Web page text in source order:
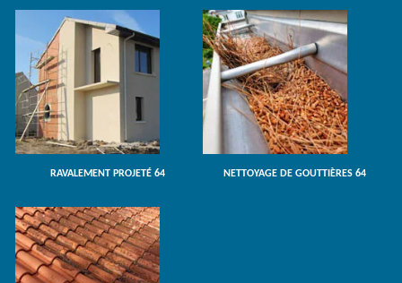
RAVALEMENT PROJETÉ 64 NETTOYAGE DE GOUTTIÈRES 64